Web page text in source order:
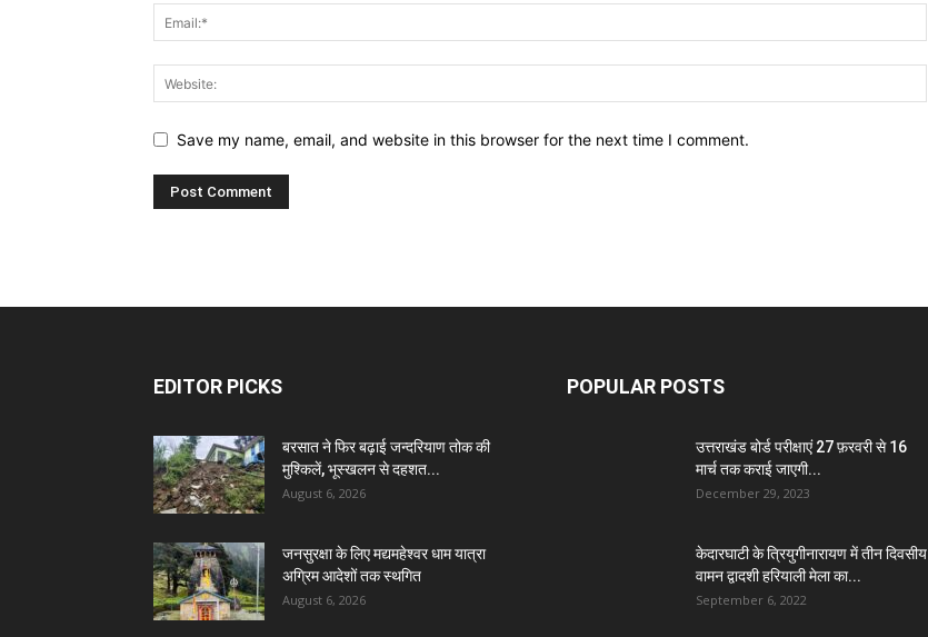
Save my name, email, and website in this browser for the next time I comment.
EDITOR PICKS
बरसात ने फिर बढ़ाई जन्दरियाण तोक की
मुश्किलें, भूस्खलन से दहशत...
August 6, 2026
जनसुरक्षा के लिए मद्यमहेश्वर धाम यात्रा
अग्रिम आदेशों तक स्थगित
August 6, 2026
POPULAR POSTS
उत्तराखंड बोर्ड परीक्षाएं 27 फ़रवरी से 16
मार्च तक कराई जाएगी...
December 29, 2023
केदारघाटी के त्रियुगीनारायण में तीन दिवसीय
वामन द्वादशी हरियाली मेला का...
September 6, 2022